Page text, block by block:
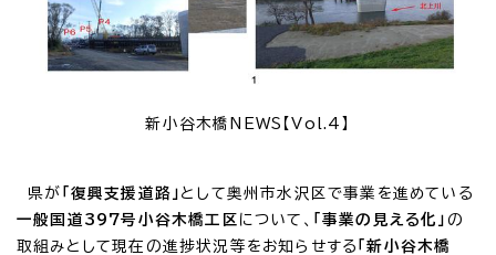
新小谷木橋NEWS【Vol.4】
県が 「復興支援道路」 として奥州市水沢区で事業を進めている
一般国道397号小谷木橋工区 について、 「事業の見える化」 の
取組みとして現在の進捗状況等をお知らせする 「新小谷木橋